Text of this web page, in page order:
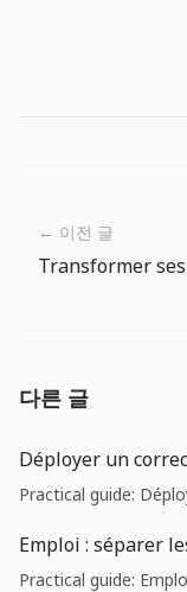
← 이전 글
다른 글
Déployer un
Practical guide:
Emploi : séparer
Practical guide: